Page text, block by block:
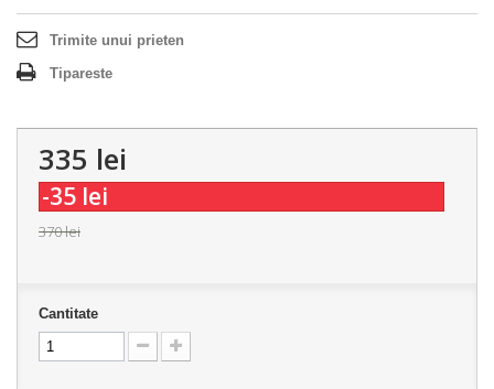
Trimite unui prieten
Tipareste
335 lei
-35 lei
370 lei
Cantitate